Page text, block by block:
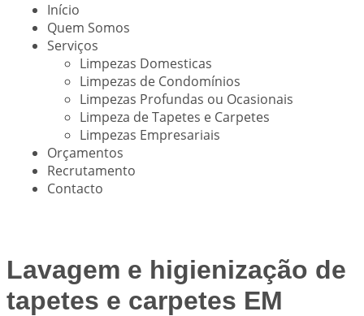
Início
Quem Somos
Serviços
Limpezas Domesticas
Limpezas de Condomínios
Limpezas Profundas ou Ocasionais
Limpeza de Tapetes e Carpetes
Limpezas Empresariais
Orçamentos
Recrutamento
Contacto
Lavagem e higienização de
tapetes e carpetes EM